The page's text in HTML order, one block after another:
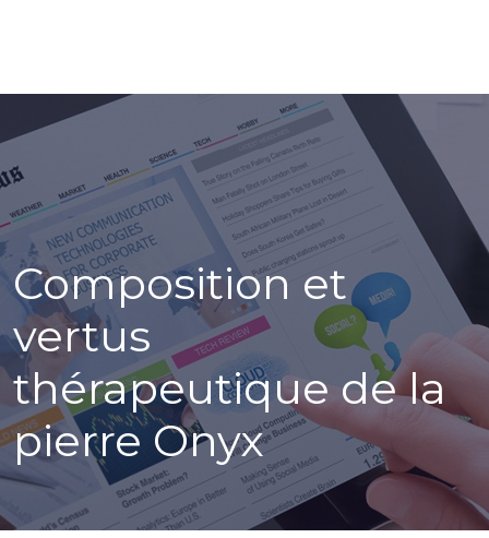
Composition et
vertus
thérapeutique de la
pierre Onyx